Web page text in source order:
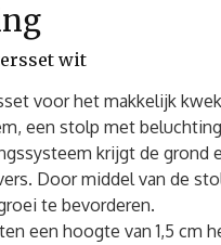
wit
voor het makkelijk
een stolp met
krijgt de grond
Door middel van de
te bevorderen.
een hoogte van 1,5 cm